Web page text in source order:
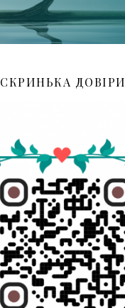
СКРИНЬКА ДОВІРИ